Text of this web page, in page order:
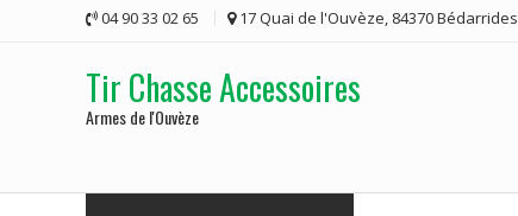
04 90 33 02 65 17 Quai de l'Ouvèze, 84370 Bédarrides
Tir Chasse Accessoires
Armes de l'Ouvèze